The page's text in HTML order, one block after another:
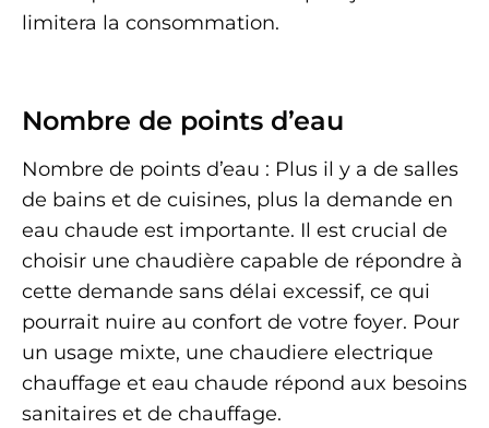
limitera la consommation.
Nombre de points d’eau
Nombre de points d’eau : Plus il y a de salles
de bains et de cuisines, plus la demande en
eau chaude est importante. Il est crucial de
choisir une chaudière capable de répondre à
cette demande sans délai excessif, ce qui
pourrait nuire au confort de votre foyer. Pour
un usage mixte, une chaudiere electrique
chauffage et eau chaude répond aux besoins
sanitaires et de chauffage.